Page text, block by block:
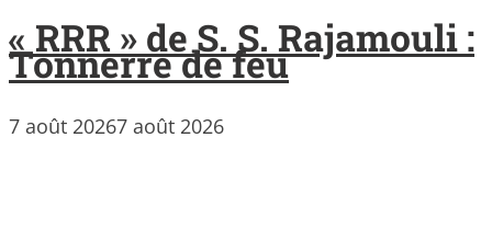
« RRR » de S. S. Rajamouli :
Tonnerre de feu
7 août 20267 août 2026